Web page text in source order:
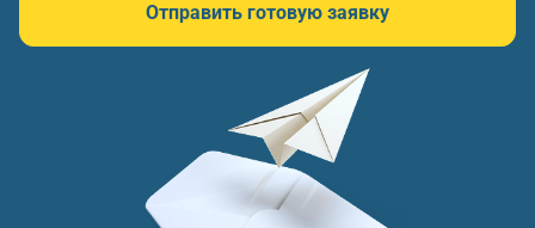
Отправить готовую заявку